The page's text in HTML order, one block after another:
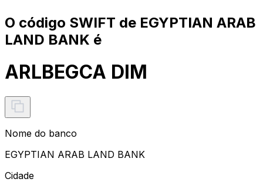
O código SWIFT de EGYPTIAN ARAB
LAND BANK é
ARLBEGCA DIM
Nome do banco
EGYPTIAN ARAB LAND BANK
Cidade